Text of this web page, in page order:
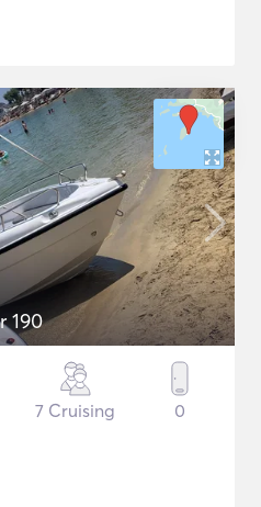
190
7 Cruising 0